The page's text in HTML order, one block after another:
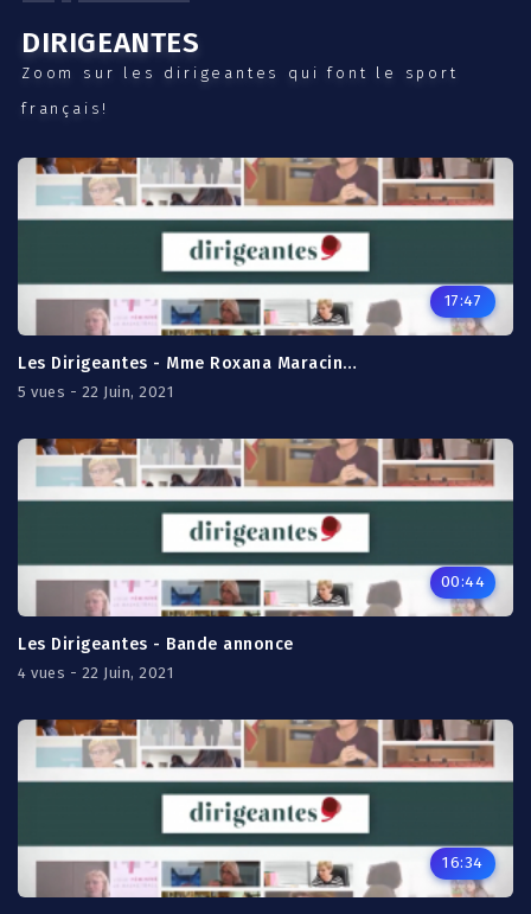
DIRIGEANTES
Zoom sur les dirigeantes qui font le sport
français!
17:47
Les Dirigeantes - Mme Roxana Maracineanu
5 vues - 22 Juin, 2021
00:44
Les Dirigeantes - Bande annonce
4 vues - 22 Juin, 2021
16:34